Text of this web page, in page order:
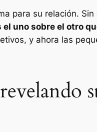
para su relación. Sin
uno sobre el otro
y ahora las